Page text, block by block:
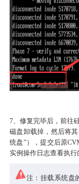
7、修复完毕后，前往
磁盘卸载掉，然后将
统盘”），提交后原
实例操作日志查看执行
注：挂载系统盘